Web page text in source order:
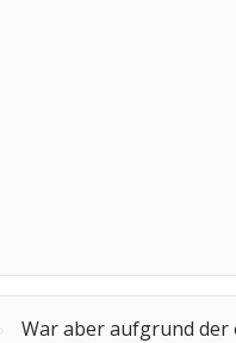
War aber aufgrund